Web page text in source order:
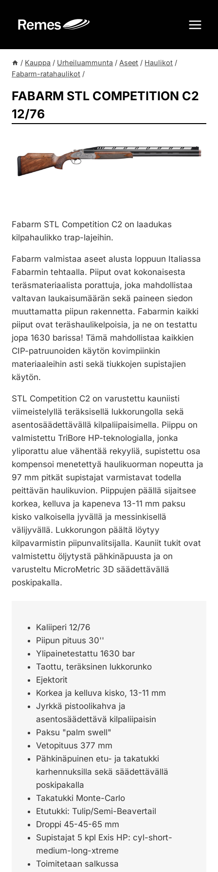
sisältöön
/ Kauppa / Urheiluammunta / Aseet / Haulikot /
Fabarm-ratahaulikot /
FABARM STL COMPETITION C2
12/76
Fabarm STL Competition C2 on laadukas
kilpahaulikko trap-lajeihin.
Fabarm valmistaa aseet alusta loppuun Italiassa
Fabarmin tehtaalla. Piiput ovat kokonaisesta
teräsmateriaalista porattuja, joka mahdollistaa
valtavan laukaisumäärän sekä paineen siedon
muuttamatta piipun rakennetta. Fabarmin kaikki
piiput ovat teräshaulikelpoisia, ja ne on testattu
jopa 1630 barissa! Tämä mahdollistaa kaikkien
CIP-patruunoiden käytön kovimpiinkin
materiaaleihin asti sekä tiukkojen supistajien
käytön.
STL Competition C2 on varustettu kauniisti
viimeistelyllä teräksisellä lukkorungolla sekä
asentosäädettävällä kilpaliipaisimella. Piippu on
valmistettu TriBore HP-teknologialla, jonka
yliporattu alue vähentää rekyyliä, supistettu osa
kompensoi menetettyä haulikuorman nopeutta ja
97 mm pitkät supistajat varmistavat todella
peittävän haulikuvion. Piippujen päällä sijaitsee
korkea, kelluva ja kapeneva 13-11 mm paksu
kisko valkoisella jyvällä ja messinkisellä
välijyvällä. Lukkorungon päältä löytyy
kilpavarmistin piipunvalitsijalla. Kauniit tukit ovat
valmistettu öljytystä pähkinäpuusta ja on
varusteltu MicroMetric 3D säädettävällä
poskipakalla.
Kaliiperi 12/76
Piipun pituus 30''
Ylipainetestattu 1630 bar
Taottu, teräksinen lukkorunko
Ejektorit
Korkea ja kelluva kisko, 13-11 mm
Jyrkkä pistoolikahva ja
asentosäädettävä kilpaliipaisin
Paksu "palm swell"
Vetopituus 377 mm
Pähkinäpuinen etu- ja takatukki
karhennuksilla sekä säädettävällä
poskipakalla
Takatukki Monte-Carlo
Etutukki: Tulip/Semi-Beavertail
Droppi 45-45-65 mm
Supistajat 5 kpl Exis HP: cyl-short-
medium-long-xtreme
Toimitetaan salkussa